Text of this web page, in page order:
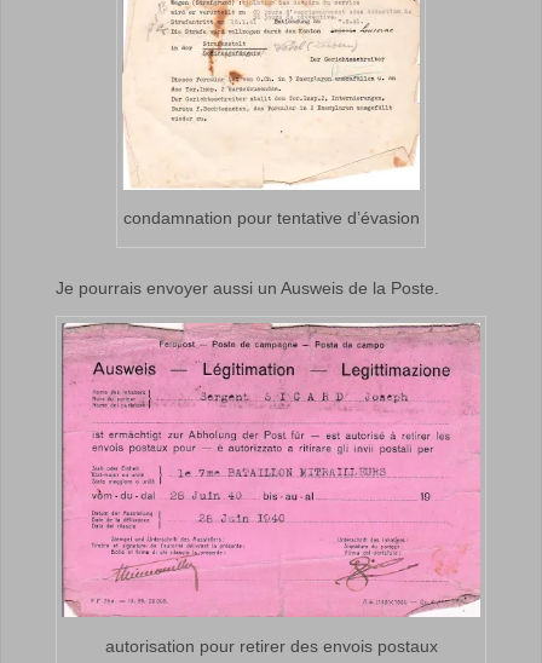
condamnation pour tentative d’évasion
Je pourrais envoyer aussi un Ausweis de la Poste.
autorisation pour retirer des envois postaux